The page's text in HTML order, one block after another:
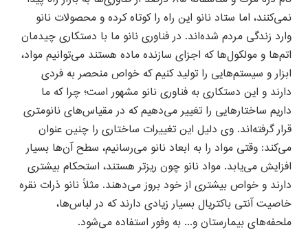
نمی‌کنند، اما ستاد نانو این راه را کوتاه کرده و محصولات نانو
وارد زندگی مردم شده‌اند. در فناوری نانو ما با دستکاری چیدمان
اتم‌ها و مولکول‌ها که اجزای سازنده ماده هستند می‌توانیم مواد،
ابزار و سیستم‌هایی را تولید کنیم که خواص منحصر به فردی
دارند و این دستکاری به فناوری نانو مشهور است؛ چرا که ما
داریم ساختارهایی را تغییر می‌دهیم که در مقیاس‌های نانومتری
قرار گرفته‌اند. وی دلیل این تغییرات ساختاری را چنین عنوان
می‌کند: وقتی مواد را به ابعاد نانو می‌رسانیم، سطح آن‌ها بسیار
افزایش می‌یابد. مواد نانو چون ریزتر هستند، استحکام بیشتری
دارند و خواص بیشتری از خود بروز می‌دهند. مثلاً نانو ذرات نقره
خاصیت آنتی باکتریال بسیار زیادی دارند که در لباس‌ها،
ملحفه‌های بیمارستان و... به وفور استفاده می‌شود.